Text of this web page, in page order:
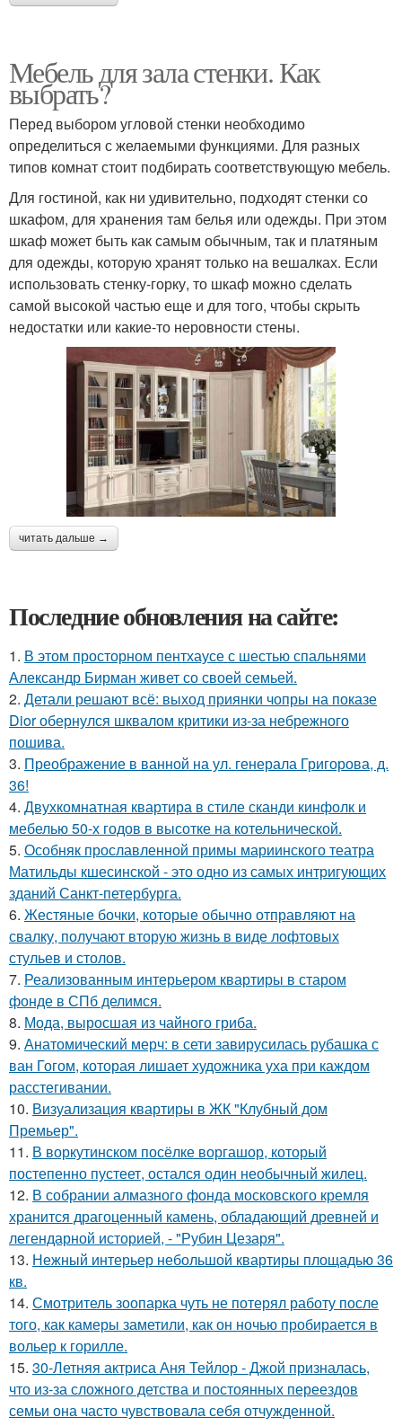
Мебель для зала стенки. Как
выбрать?
Перед выбором угловой стенки необходимо
определиться с желаемыми функциями. Для разных
типов комнат стоит подбирать соответствующую мебель.
Для гостиной, как ни удивительно, подходят стенки со
шкафом, для хранения там белья или одежды. При этом
шкаф может быть как самым обычным, так и платяным
для одежды, которую хранят только на вешалках. Если
использовать стенку-горку, то шкаф можно сделать
самой высокой частью еще и для того, чтобы скрыть
недостатки или какие-то неровности стены.
читать дальше →
Последние обновления на сайте:
1. В этом просторном пентхаусе с шестью спальнями
Александр Бирман живет со своей семьей.
2. Детали решают всё: выход приянки чопры на показе
Dior обернулся шквалом критики из-за небрежного
пошива.
3. Преображение в ванной на ул. генерала Григорова, д.
36!
4. Двухкомнатная квартира в стиле сканди кинфолк и
мебелью 50-х годов в высотке на котельнической.
5. Особняк прославленной примы мариинского театра
Матильды кшесинской - это одно из самых интригующих
зданий Санкт-петербурга.
6. Жестяные бочки, которые обычно отправляют на
свалку, получают вторую жизнь в виде лофтовых
стульев и столов.
7. Реализованным интерьером квартиры в старом
фонде в СПб делимся.
8. Мода, выросшая из чайного гриба.
9. Анатомический мерч: в сети завирусилась рубашка с
ван Гогом, которая лишает художника уха при каждом
расстегивании.
10. Визуализация квартиры в ЖК "Клубный дом
Премьер".
11. В воркутинском посёлке воргашор, который
постепенно пустеет, остался один необычный жилец.
12. В собрании алмазного фонда московского кремля
хранится драгоценный камень, обладающий древней и
легендарной историей, - "Рубин Цезаря".
13. Нежный интерьер небольшой квартиры площадью 36
кв.
14. Смотритель зоопарка чуть не потерял работу после
того, как камеры заметили, как он ночью пробирается в
вольер к горилле.
15. 30-Летняя актриса Аня Тейлор - Джой призналась,
что из-за сложного детства и постоянных переездов
семьи она часто чувствовала себя отчужденной.